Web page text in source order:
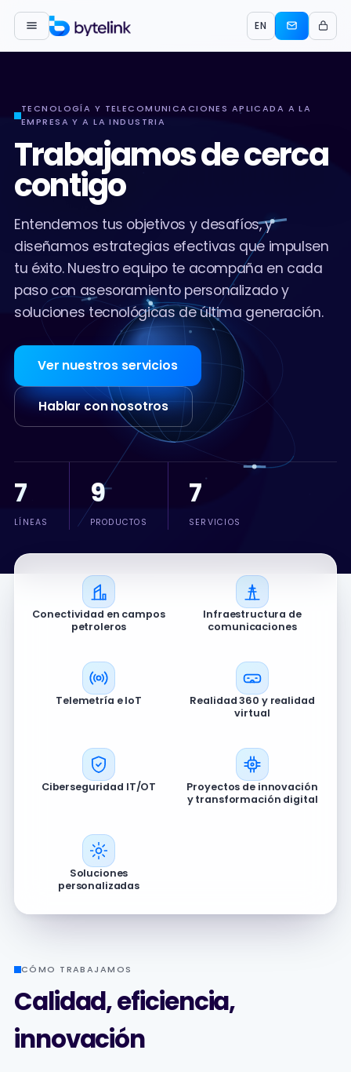
EN
TECNOLOGÍA Y TELECOMUNICACIONES APLICADA A LA
EMPRESA Y A LA INDUSTRIA
Trabajamos de cerca
contigo
Entendemos tus objetivos y desafíos, y
diseñamos estrategias efectivas que impulsen
tu éxito. Nuestro equipo te acompaña en cada
paso con asesoramiento personalizado y
soluciones tecnológicas de última generación.
Ver nuestros servicios
Hablar con nosotros
7
LÍNEAS
9
PRODUCTOS
7
SERVICIOS
Conectividad en campos
petroleros
Infraestructura de
comunicaciones
Telemetría e IoT
Realidad 360 y realidad
virtual
Ciberseguridad IT/OT
Proyectos de innovación
y transformación digital
Soluciones
personalizadas
CÓMO TRABAJAMOS
Calidad, eficiencia,
innovación